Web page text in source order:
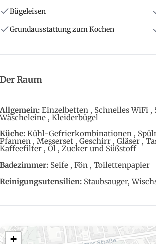
Bügeleisen
Grundausstattung zum Kochen
Der Raum
Allgemein: Einzelbetten , Schnelles WiFi ,
Wäscheleine , Kleiderbügel
Küche: Kühl-Gefrierkombinationen ,
Pfannen , Messerset , Geschirr , Gläser ,
Kaffeefilter , Öl , Zucker und Süßstoff
Badezimmer: Seife , Fön , Toilettenpapier
Reinigungsutensilien: Staubsauger,
+